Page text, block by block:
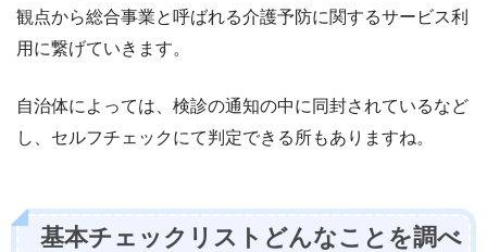
観点から総合事業と呼ばれる介護予防に関するサービス利
用に繋げていきます。
自治体によっては、検診の通知の中に同封されているなど
し、セルフチェックにて判定できる所もありますね。
基本チェックリストどんなことを調べ